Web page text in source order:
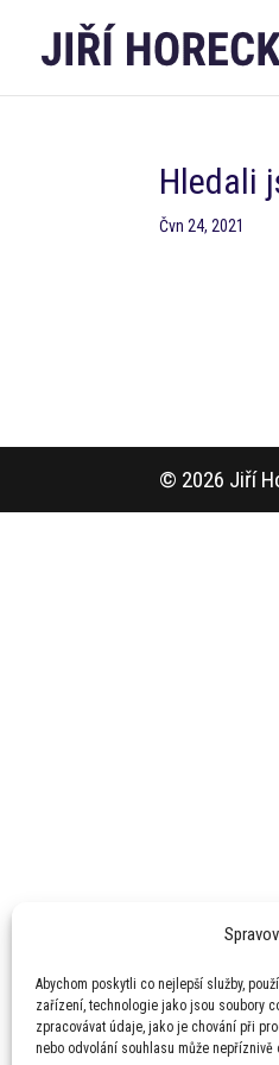
Abychom poskytli co nejlepší služby,
zařízení, technologie jako jsou soubory
zpracovávat údaje, jako je chování při
nebo odvolání souhlasu může
Hledali
Čvn 24, 2021
© 2026 Jiří